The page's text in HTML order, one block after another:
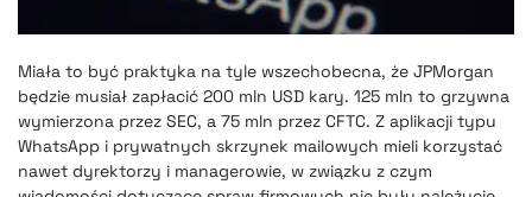
Miała to być praktyka na tyle wszechobecna, że JPMorgan
będzie musiał zapłacić 200 mln USD kary. 125 mln to grzywna
wymierzona przez SEC, a 75 mln przez CFTC. Z aplikacji typu
WhatsApp i prywatnych skrzynek mailowych mieli korzystać
nawet dyrektorzy i managerowie, w związku z czym